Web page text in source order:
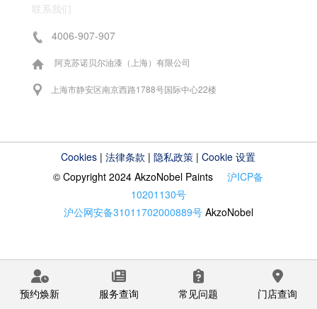
联系我们
4006-907-907
阿克苏诺贝尔油漆（上海）有限公司
上海市静安区南京西路1788号国际中心22楼
Cookies |法律条款 |隐私政策 |Cookie 设置
© Copyright 2024 AkzoNobel Paints沪ICP备
10201130号
沪公网安备31011702000889号 AkzoNobel
预约焕新 服务查询 常见问题 门店查询